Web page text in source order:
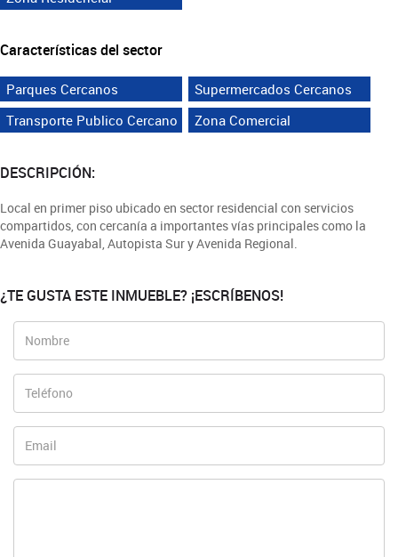
Características del sector
Parques Cercanos
Supermercados Cercanos
Transporte Publico Cercano
Zona Comercial
DESCRIPCIÓN:
Local en primer piso ubicado en sector residencial con servicios
compartidos, con cercanía a importantes vías principales como la
Avenida Guayabal, Autopista Sur y Avenida Regional.
¿TE GUSTA ESTE INMUEBLE? ¡ESCRÍBENOS!